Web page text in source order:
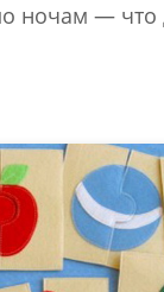
ночам — что